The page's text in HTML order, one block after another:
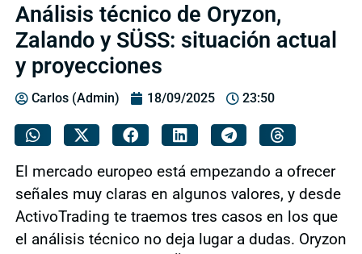
Análisis técnico de Oryzon,
Zalando y SÜSS: situación actual
y proyecciones
Carlos (Admin) 18/09/2025 23:50
El mercado europeo está empezando a ofrecer
señales muy claras en algunos valores, y desde
ActivoTrading te traemos tres casos en los que
el análisis técnico no deja lugar a dudas. Oryzon